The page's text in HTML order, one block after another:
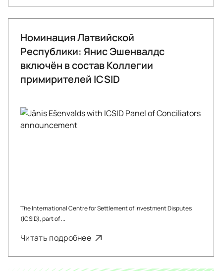
Номинация Латвийской
Республики: Янис Эшенвалдс
включён в состав Коллегии
примирителей ICSID
The International Centre for Settlement of Investment Disputes
(ICSID), part of ...
Читать подробнее